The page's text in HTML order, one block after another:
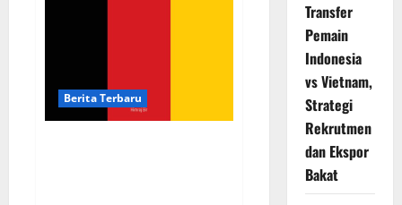
Berita Terbaru
Transfer
Pemain
Indonesia
vs Vietnam,
Strategi
Rekrutmen
dan Ekspor
Bakat